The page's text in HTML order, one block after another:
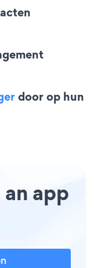
door op hun
an app